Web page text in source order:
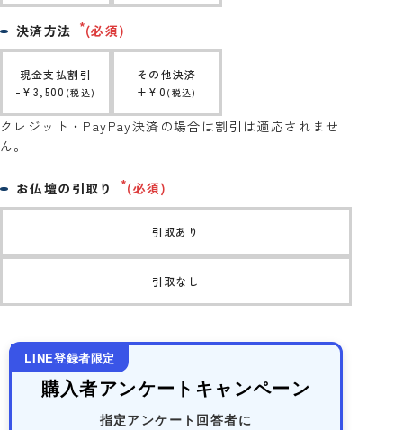
お仏壇の引取り (必須)
引取あり
引取なし
決済方法 (必須)
現金支払割引
- ¥ 3,500 税込
その他決済
+ ¥ 0 税込
クレジット・PayPay決済の場合は割引は適応されませ
ん。
LINE登録者限定
購入者アンケートキャンペーン
指定アンケート回答者に